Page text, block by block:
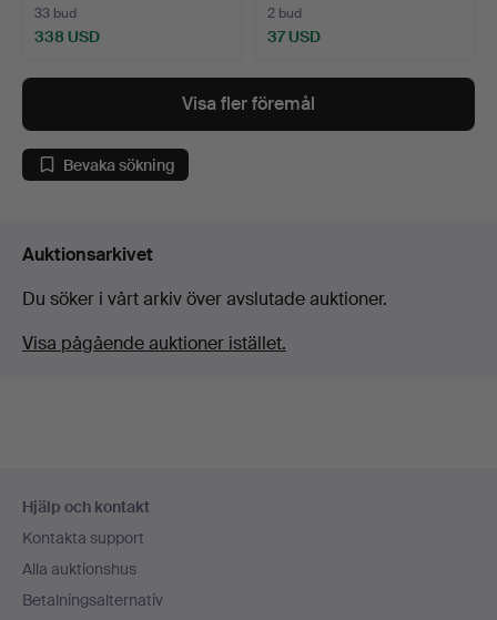
33 bud
338 USD
2 bud
37 USD
Visa fler föremål
Bevaka sökning
Auktionsarkivet
Du söker i vårt arkiv över avslutade auktioner.
Visa pågående auktioner istället.
Hjälp och kontakt
Kontakta support
Alla auktionshus
Betalningsalternativ